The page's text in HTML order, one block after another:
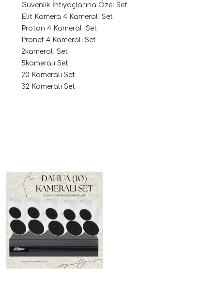
Güvenlik İhtiyaçlarına Özel Set
Elit Kamera 4 Kameralı Set
Proton 4 Kameralı Set
Pronet 4 Kameralı Set
2kameralı Set
5kameralı Set
20 Kameralı Set
32 Kameralı Set